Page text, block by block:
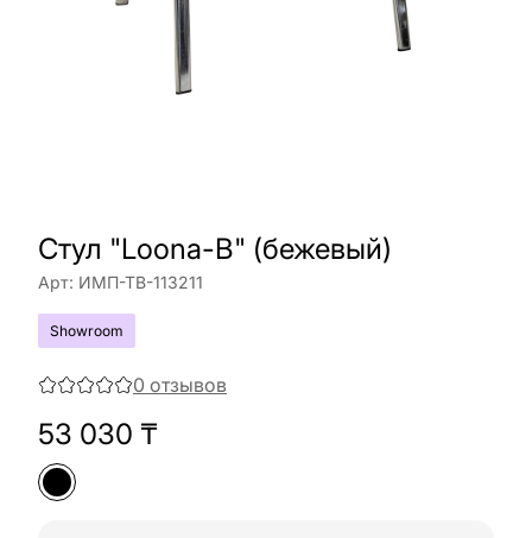
Стул "Loona-B" (бежевый)
Арт: ИМП-ТВ-113211
Showroom
0 отзывов
53 030 ₸